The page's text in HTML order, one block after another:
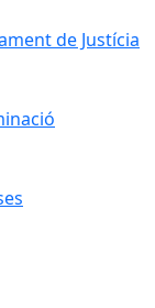
de Justícia